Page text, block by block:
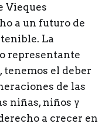
Vieques
a un futuro de
La
representante
tenemos el deber
de las
niñas, niños y
a crecer en